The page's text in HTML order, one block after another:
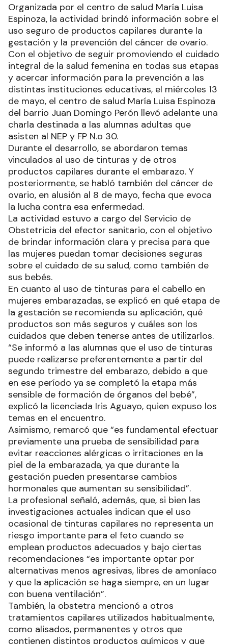
Organizada por el centro de salud María Luisa
Espinoza, la actividad brindó información sobre el
uso seguro de productos capilares durante la
gestación y la prevención del cáncer de ovario.
Con el objetivo de seguir promoviendo el cuidado
integral de la salud femenina en todas sus etapas
y acercar información para la prevención a las
distintas instituciones educativas, el miércoles 13
de mayo, el centro de salud María Luisa Espinoza
del barrio Juan Domingo Perón llevó adelante una
charla destinada a las alumnas adultas que
asisten al NEP y FP N.o 30.
Durante el desarrollo, se abordaron temas
vinculados al uso de tinturas y de otros
productos capilares durante el embarazo. Y
posteriormente, se habló también del cáncer de
ovario, en alusión al 8 de mayo, fecha que evoca
la lucha contra esa enfermedad.
La actividad estuvo a cargo del Servicio de
Obstetricia del efector sanitario, con el objetivo
de brindar información clara y precisa para que
las mujeres puedan tomar decisiones seguras
sobre el cuidado de su salud, como también de
sus bebés.
En cuanto al uso de tinturas para el cabello en
mujeres embarazadas, se explicó en qué etapa de
la gestación se recomienda su aplicación, qué
productos son más seguros y cuáles son los
cuidados que deben tenerse antes de utilizarlos.
“Se informó a las alumnas que el uso de tinturas
puede realizarse preferentemente a partir del
segundo trimestre del embarazo, debido a que
en ese período ya se completó la etapa más
sensible de formación de órganos del bebé”,
explicó la licenciada Iris Aguayo, quien expuso los
temas en el encuentro.
Asimismo, remarcó que “es fundamental efectuar
previamente una prueba de sensibilidad para
evitar reacciones alérgicas o irritaciones en la
piel de la embarazada, ya que durante la
gestación pueden presentarse cambios
hormonales que aumentan su sensibilidad”.
La profesional señaló, además, que, si bien las
investigaciones actuales indican que el uso
ocasional de tinturas capilares no representa un
riesgo importante para el feto cuando se
emplean productos adecuados y bajo ciertas
recomendaciones “es importante optar por
alternativas menos agresivas, libres de amoníaco
y que la aplicación se haga siempre, en un lugar
con buena ventilación”.
También, la obstetra mencionó a otros
tratamientos capilares utilizados habitualmente,
como alisados, permanentes y otros que
contienen distintos productos químicos y que